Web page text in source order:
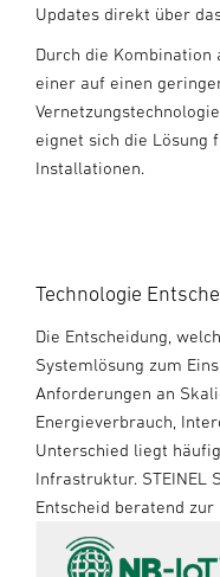
Updates direkt über
Durch die Kombination
einer auf einen
eignet sich die Lösung
Installationen.
Technologie
Die Entscheidung,
Systemlösung zum
Anforderungen an
Energieverbrauch,
Unterschied liegt
Infrastruktur. STEINEL
Entscheid beratend zur